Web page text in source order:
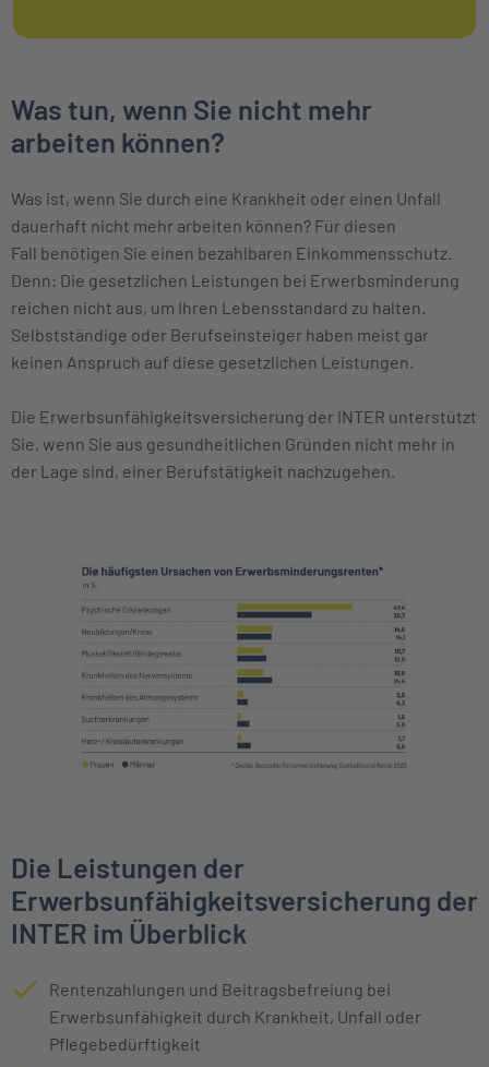
Was tun, wenn Sie nicht mehr
arbeiten können?
Was ist, wenn Sie durch eine Krankheit oder einen Unfall
dauerhaft nicht mehr arbeiten können? Für diesen
Fall benötigen Sie einen bezahlbaren Einkommensschutz.
Denn: Die gesetzlichen Leistungen bei Erwerbsminderung
reichen nicht aus, um Ihren Lebensstandard zu halten.
Selbstständige oder Berufseinsteiger haben meist gar
keinen Anspruch auf diese gesetzlichen Leistungen.
Die Erwerbsunfähigkeitsversicherung der INTER unterstützt
Sie, wenn Sie aus gesundheitlichen Gründen nicht mehr in
der Lage sind, einer Berufstätigkeit nachzugehen.
Die Leistungen der
Erwerbsunfähigkeitsversicherung der
INTER im Überblick
Rentenzahlungen und Beitragsbefreiung bei
Erwerbsunfähigkeit durch Krankheit, Unfall oder
Pflegebedürftigkeit